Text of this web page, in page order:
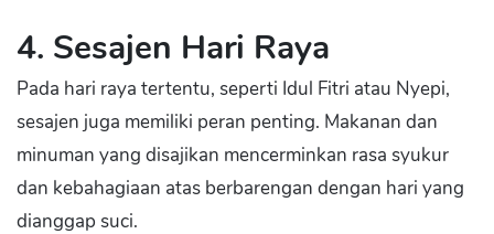
4. Sesajen Hari Raya
Pada hari raya tertentu, seperti Idul Fitri atau Nyepi,
sesajen juga memiliki peran penting. Makanan dan
minuman yang disajikan mencerminkan rasa syukur
dan kebahagiaan atas berbarengan dengan hari yang
dianggap suci.